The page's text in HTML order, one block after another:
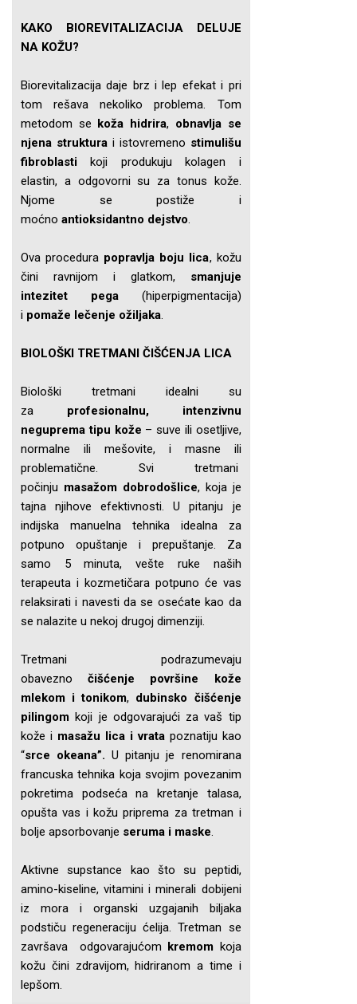
KAKO BIOREVITALIZACIJA DELUJE
NA KOŽU?
Biorevitalizacija daje brz i lep efekat i pri
tom rešava nekoliko problema. Tom
metodom se koža hidrira, obnavlja se
njena strukturai istovremeno stimulišu
fibroblasti koji produkuju kolagen i
elastin, a odgovorni su za tonus kože.
Njome se postiže i
moćno antioksidantno dejstvo.
Ova procedura popravlja boju lica, kožu
čini ravnijom i glatkom, smanjuje
intezitet pega (hiperpigmentacija)
i pomaže lečenje ožiljaka.
BIOLOŠKI TRETMANI ČIŠĆENJA LICA
Biološki tretmani idealni su
za profesionalnu, intenzivnu
neguprema tipu kože – suve ili osetljive,
normalne ili mešovite, i masne ili
problematične. Svi tretmani
počinju masažom dobrodošlice, koja je
tajna njihove efektivnosti. U pitanju je
indijska manuelna tehnika idealna za
potpuno opuštanje i prepuštanje. Za
samo 5 minuta, vešte ruke naših
terapeuta i kozmetičara potpuno će vas
relaksirati i navesti da se osećate kao da
se nalazite u nekoj drugoj dimenziji.
Tretmani podrazumevaju
obaveznočišćenje površine kože
mlekom i tonikom, dubinsko čišćenje
pilingom koji je odgovarajući za vaš tip
kože i masažu lica i vratapoznatiju kao
“srce okeana”.U pitanju je renomirana
francuska tehnika koja svojim povezanim
pokretima podseća na kretanje talasa,
opušta vas i kožu priprema za tretman i
bolje apsorbovanje seruma i maske.
Aktivne supstance kao što su peptidi,
amino-kiseline, vitamini i minerali dobijeni
iz mora i organski uzgajanih biljaka
podstiču regeneraciju ćelija. Tretman se
završava odgovarajućom kremom koja
kožu čini zdravijom, hidriranom a time i
lepšom.